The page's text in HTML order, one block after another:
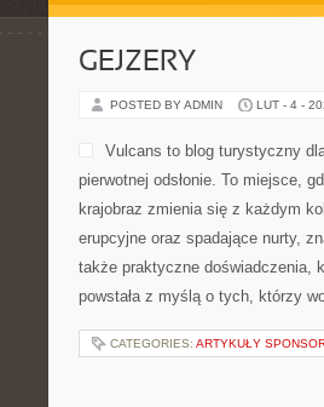
GEJZERY
POSTED BY ADMIN LUT - 4 -
Vulcans to blog turystyczny
pierwotnej odsłonie. To miejsce,
krajobraz zmienia się z każdym
erupcyjne oraz spadające nurty,
także praktyczne doświadczenia,
powstała z myślą o tych, którzy
CATEGORIES: ARTYKUŁY